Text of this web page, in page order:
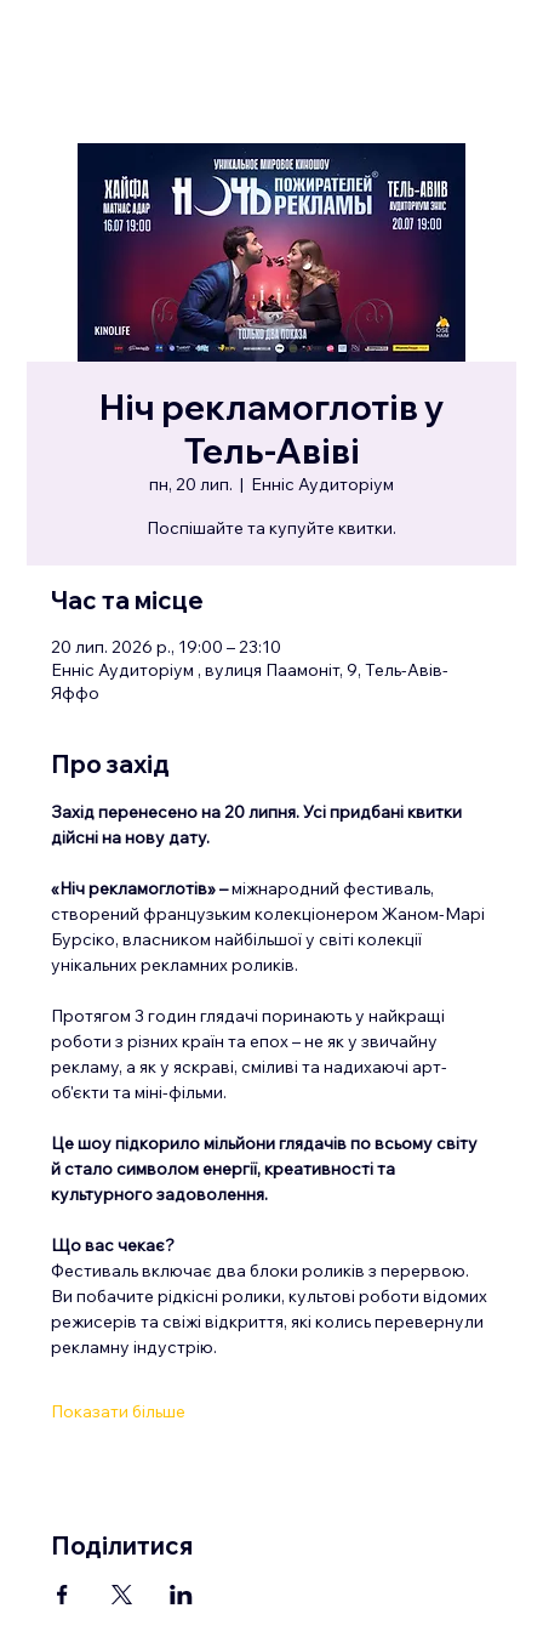
Ніч рекламоглотів у
Тель-Авіві
пн, 20 лип.
  |
Енніс Аудиторіум
Поспішайте та купуйте квитки.
Час та місце
20 лип. 2026 р., 19:00 – 23:10
Енніс Аудиторіум , вулиця Паамоніт, 9, Тель-Авів-
Яффо
Про захід
Захід перенесено на 20 липня. Усі придбані квитки
дійсні на нову дату.
«Ніч рекламоглотів» – міжнародний фестиваль,
створений французьким колекціонером Жаном-Марі
Бурсіко, власником найбільшої у світі колекції
унікальних рекламних роликів.
Протягом 3 годин глядачі поринають у найкращі
роботи з різних країн та епох – не як у звичайну
рекламу, а як у яскраві, сміливі та надихаючі арт-
об'єкти та міні-фільми.
Це шоу підкорило мільйони глядачів по всьому світу
й стало символом енергії, креативності та
культурного задоволення.
Що вас чекає?
Фестиваль включає два блоки роликів з перервою.
Ви побачите рідкісні ролики, культові роботи відомих
режисерів та свіжі відкриття, які колись перевернули
рекламну індустрію.
Показати більше
Поділитися